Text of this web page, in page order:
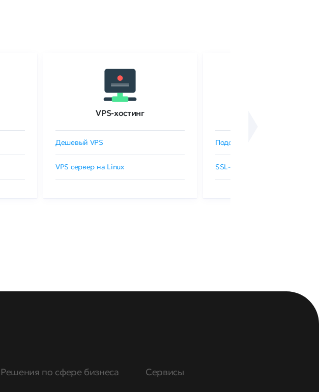
VPS-хостинг
Дешевый VPS
VPS сервер на Linux
Подобрать SSL-сертификат
SSL-сертификаты GlobalSign
Решения по сфере бизнеса Сервисы